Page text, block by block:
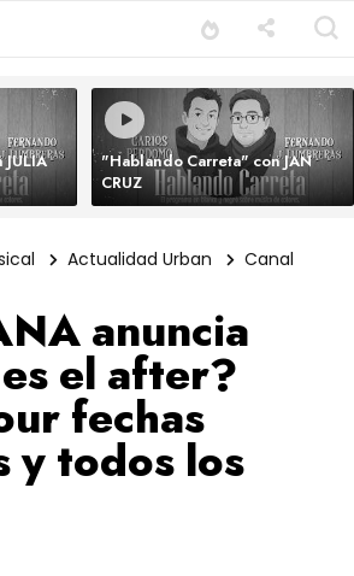
"Hablando Carreta" con JAN
CRUZ
Actualidad Urban
Canal
anuncia
el after?
fechas
y todos los